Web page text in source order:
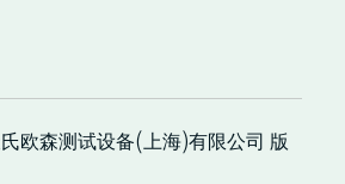
欧森测试设备(上海)有限公司 版